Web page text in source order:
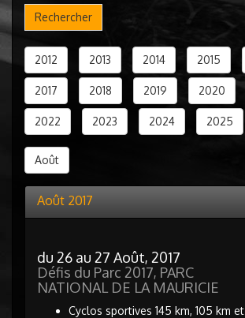
Rechercher
2012 2013 2014 2015
2017 2018 2019 2020
2022 2023 2024 2025
Août
Août 2017
du 26 au 27 Août, 2017
Défis du Parc 2017, PARC
NATIONAL DE LA MAURICIE
Cyclos sportives 145 km, 105 km et